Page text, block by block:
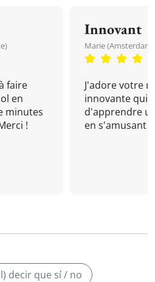
faire
en
minutes
!
Innovant
Marie (Amsterdam,
J'adore votre
innovante qui
d'apprendre
en s'amusant !
decir que sí / no